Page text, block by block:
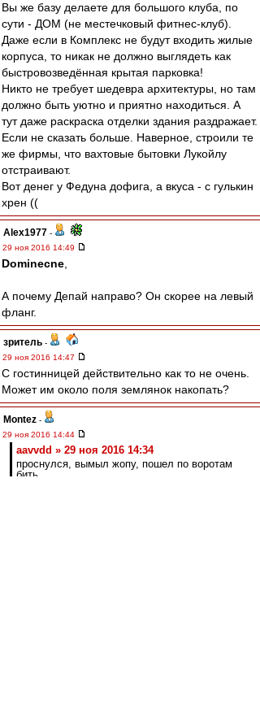
Вы же базу делаете для большого клуба, по
сути - ДОМ (не местечковый фитнес-клуб).
Даже если в Комплекс не будут входить жилые
корпуса, то никак не должно выглядеть как
быстровозведённая крытая парковка!
Никто не требует шедевра архитектуры, но там
должно быть уютно и приятно находиться. А
тут даже раскраска отделки здания раздражает.
Если не сказать больше. Наверное, строили те
же фирмы, что вахтовые бытовки Лукойлу
отстраивают.
Вот денег у Федуна дофига, а вкуса - с гулькин
хрен ((
Alex1977 -
29 ноя 2016 14:49
Dominecne
А почему Депай направо? Он скорее на левый
фланг.
зpитель -
29 ноя 2016 14:47
С гостинницей действительно как то не очень.
Может им около поля землянок накопать?
Montez -
29 ноя 2016 14:44
aavvdd » 29 ноя 2016 14:34
проснулся, вымыл жопу, пошел по воротам
бить